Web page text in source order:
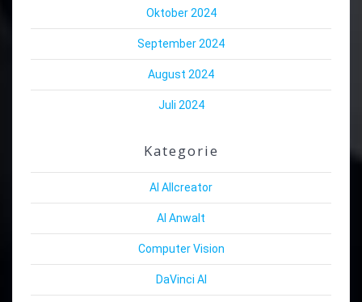
Oktober 2024
September 2024
August 2024
Juli 2024
Kategorie
AI Allcreator
AI Anwalt
Computer Vision
DaVinci AI